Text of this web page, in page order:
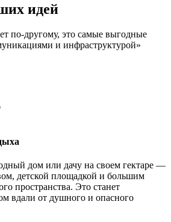
идей
по-другому, это самые выгодные
и инфраструктурой»
дом или дачу на своем гектаре —
детской площадкой и большим
пространства. Это станет
вдали от душного и опасного